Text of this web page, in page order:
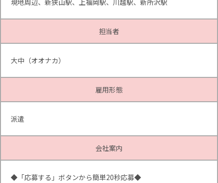
現地周辺、新狭山駅、上福岡駅、川越駅、新所沢駅
担当者
大中（オオナカ）
雇用形態
派遣
会社案内
◆「応募する」ボタンから簡単20秒応募◆